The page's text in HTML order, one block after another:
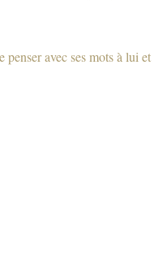
avec ses mots à lui et